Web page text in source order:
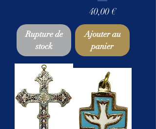
Rupture de
stock
Prix
40,00 €
Ajouter au
panier